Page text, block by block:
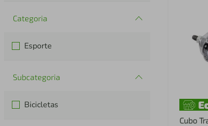
Categoria
Esporte
Subcategoria
Bicicletas
Cubo